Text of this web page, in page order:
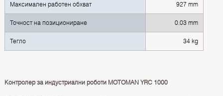
Максимален работен обхват 927 mm
Точност на позициониране 0.03 mm
Тегло 34 kg
Контролер за индустриални роботи MOTOMAN YRC 1000